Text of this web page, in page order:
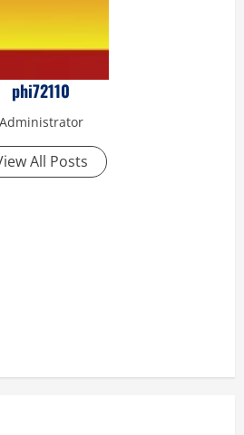
phi72110
Administrator
All Posts